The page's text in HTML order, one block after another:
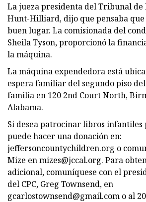
La jueza presidenta del Tribunal de
Hunt-Hilliard, dijo que pensaba
buen lugar. La comisionada del
Sheila Tyson, proporcionó la
la máquina.
La máquina expendedora está
espera familiar del segundo piso
familia en 120 2nd Court North,
Alabama.
Si desea patrocinar libros infantiles
puede hacer una donación en:
jeffersoncountychildren.org o
Mize enmizes@jccal.org. Para
adicional, comuníquese con el
del CPC, Greg Townsend, en
gcarlostownsend@gmail.com o al